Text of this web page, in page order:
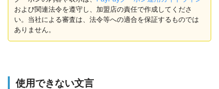
および関連法令を遵守し、加盟店の責任で作成してくださ
い。当社による審査は、法令等への適合を保証するものでは
ありません。
使用できない文言